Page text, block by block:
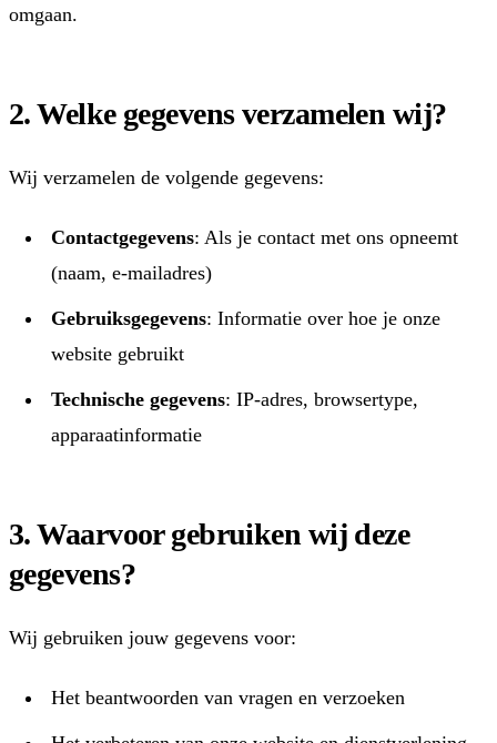
omgaan.
2. Welke gegevens verzamelen wij?
Wij verzamelen de volgende gegevens:
Contactgegevens: Als je contact met ons opneemt
(naam, e-mailadres)
Gebruiksgegevens: Informatie over hoe je onze
website gebruikt
Technische gegevens: IP-adres, browsertype,
apparaatinformatie
3. Waarvoor gebruiken wij deze
gegevens?
Wij gebruiken jouw gegevens voor:
Het beantwoorden van vragen en verzoeken